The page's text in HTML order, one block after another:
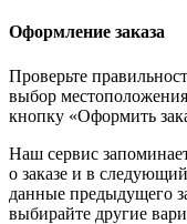
Оформление заказа
Проверьте
выбор
кнопку «Оформить
Наш сервис
о заказе и в
данные предыдущего
выбирайте другие